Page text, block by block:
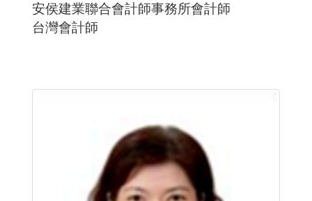
安侯建業聯合會計師事務所會計師
台灣會計師​